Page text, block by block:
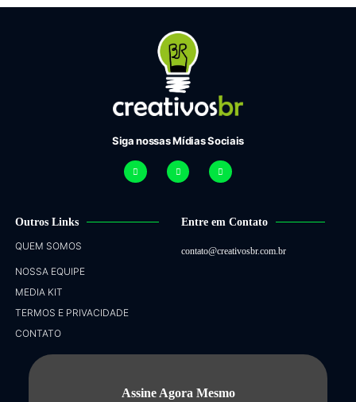
Siga nossas Mídias Sociais
Outros Links
QUEM SOMOS
NOSSA EQUIPE
MEDIA KIT
TERMOS E PRIVACIDADE
CONTATO
Entre em Contato
contato@creativosbr.com.br
Assine Agora Mesmo